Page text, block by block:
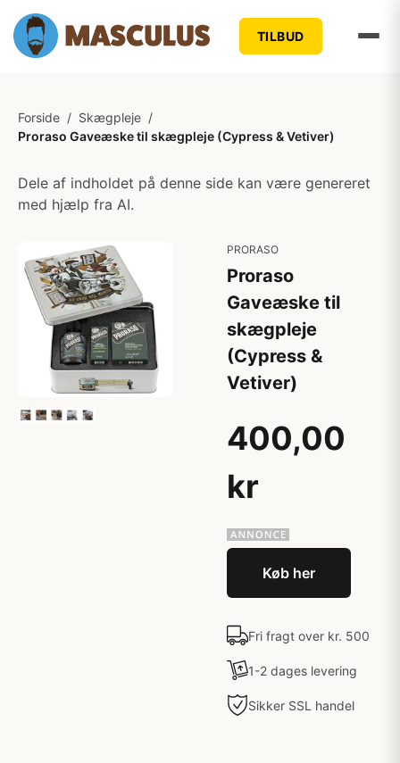
TILBUD
Forside / Skægpleje /
Proraso Gaveæske til skægpleje (Cypress & Vetiver)
Dele af indholdet på denne side kan være genereret
med hjælp fra AI.
PRORASO
Proraso
Gaveæske til
skægpleje
(Cypress &
Vetiver)
400,00
kr
Køb her
Fri fragt over kr. 500
1-2 dages levering
Sikker SSL handel